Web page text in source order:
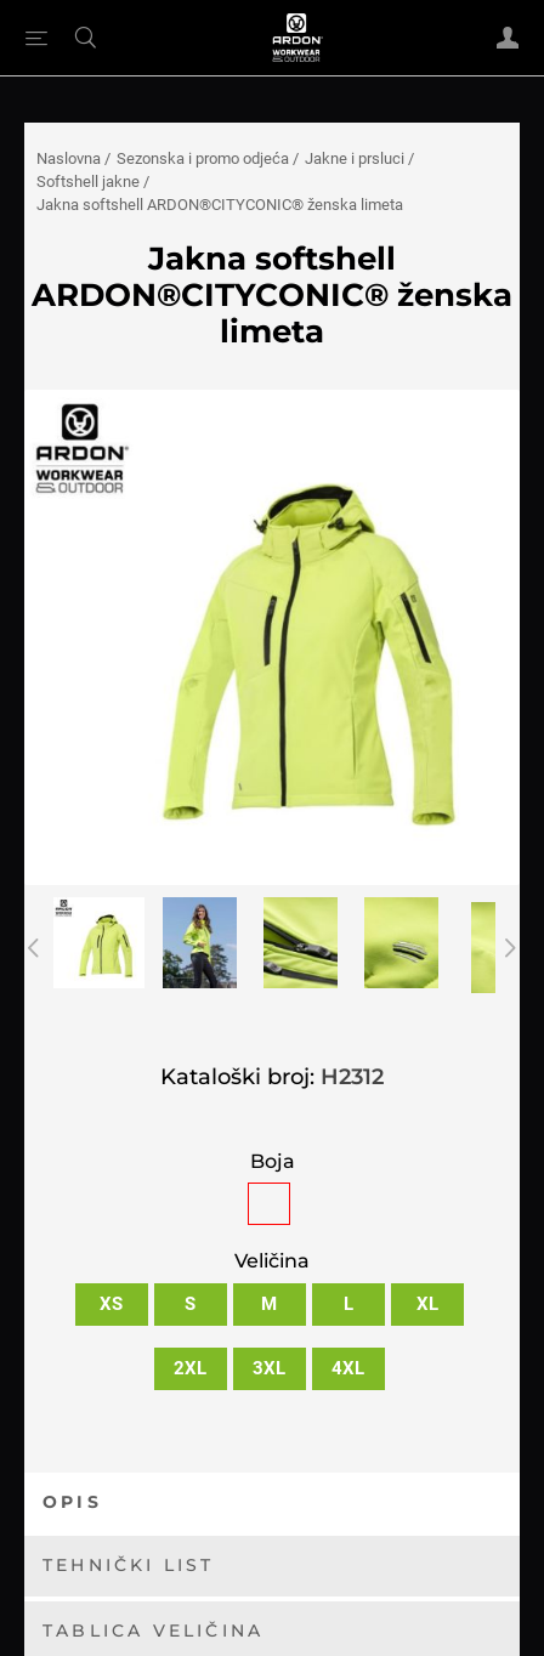
Naslovna / Sezonska i promo odjeća / Jakne i prsluci /
Softshell jakne /
Jakna softshell ARDON®CITYCONIC® ženska limeta
Jakna softshell
ARDON®CITYCONIC® ženska
limeta
Kataloški broj: H2312
Boja
Veličina
XS S M L XL
2XL 3XL 4XL
OPIS
TEHNIČKI LIST
TABLICA VELIČINA